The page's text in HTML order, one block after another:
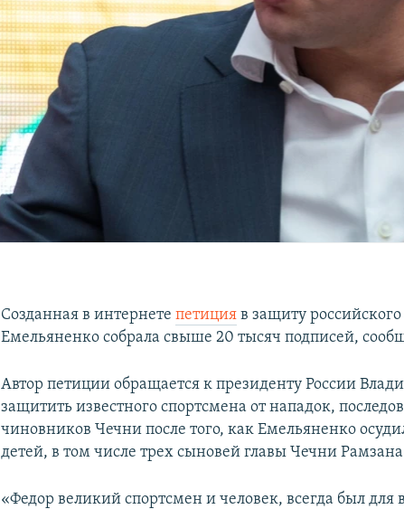
Созданная в интернетепетиция в защиту
Емельяненко собрала свыше 20 тысяч подписей,
Автор петиции обращается к президенту России
защитить известного спортсмена от нападок,
чиновников Чечни после того, как Емельяненко
детей, в том числе трех сыновей главы Чечни
«Федор великий спортсмен и человек, всегда был для